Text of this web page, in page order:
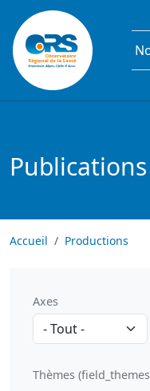
Aller au contenu principal
Accueil Productions
Axes
Thèmes